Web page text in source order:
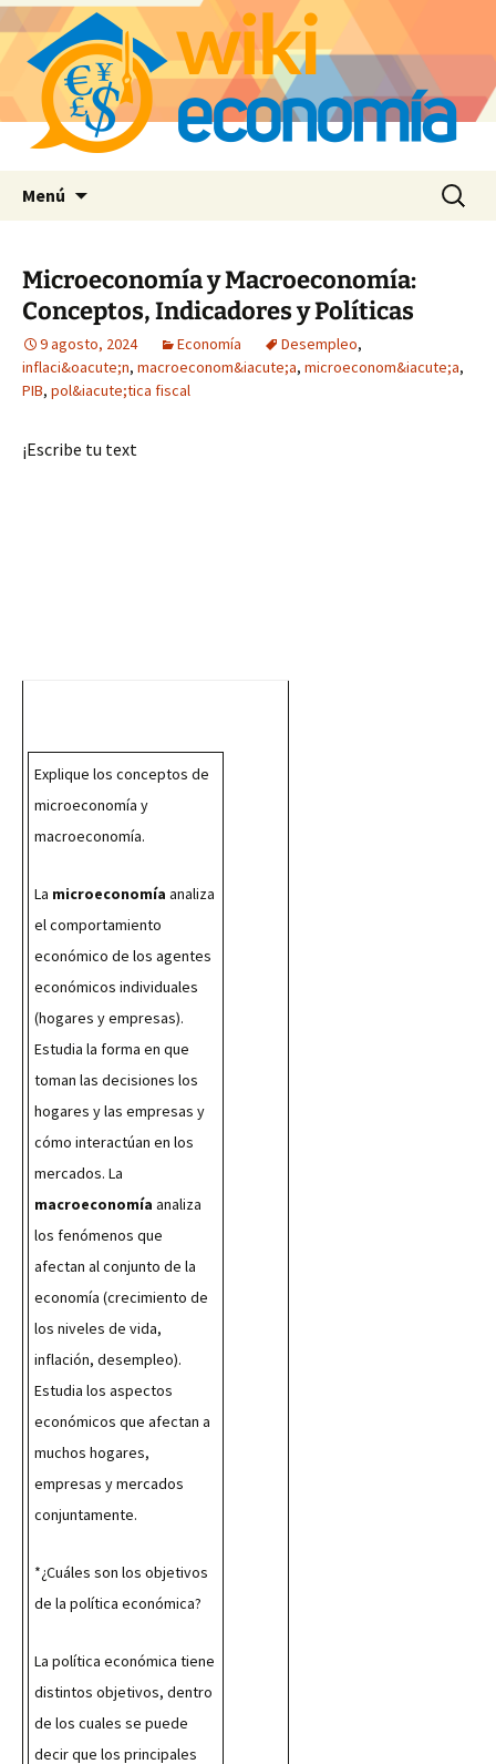
Menú Buscar:
Microeconomía y Macroeconomía:
Conceptos, Indicadores y Políticas
9 agosto, 2024 Economía Desempleo,
inflaci&oacute;n, macroeconom&iacute;a, microeconom&iacute;a,
PIB, pol&iacute;tica fiscal
¡Escribe tu text
Explique los conceptos de
microeconomía y
macroeconomía.
La microeconomía analiza
el comportamiento
económico de los agentes
económicos individuales
(hogares y empresas).
Estudia la forma en que
toman las decisiones los
hogares y las empresas y
cómo interactúan en los
macroeconomía analiza
los fenómenos que
afectan al conjunto de la
economía (crecimiento de
los niveles de vida,
inflación, desempleo).
Estudia los aspectos
económicos que afectan a
muchos hogares,
empresas y mercados
conjuntamente.
*¿Cuáles son los objetivos
de la política económica?
La política económica tiene
distintos objetivos, dentro
de los cuales se puede
decir que los principales